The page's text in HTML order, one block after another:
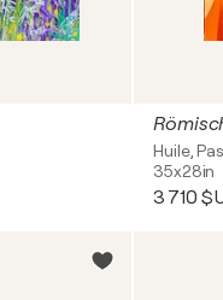
Huile,
35x28in
3 710